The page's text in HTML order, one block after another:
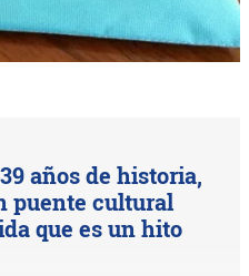
años de historia,
puente cultural
que es un hito